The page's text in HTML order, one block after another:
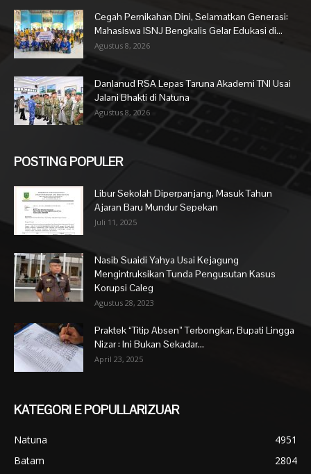
Cegah Pernikahan Dini, Selamatkan Generasi:
Mahasiswa ISNJ Bengkalis Gelar Edukasi di...
Agustus 8, 2026
Danlanud RSA Lepas Taruna Akademi TNI Usai
Jalani Bhakti di Natuna
Agustus 8, 2026
POSTING POPULER
Libur Sekolah Diperpanjang, Masuk Tahun
Ajaran Baru Mundur Sepekan
Juli 11, 2025
Nasib Suaidi Yahya Usai Kejagung
Mengintruksikan Tunda Pengusutan Kasus
Korupsi Caleg
Agustus 28, 2023
Praktek “Titip Absen” Terbongkar, Bupati Lingga
Nizar : Ini Bukan Sekadar...
April 23, 2025
KATEGORI E POPULLARIZUAR
Natuna
4951
Batam
2804